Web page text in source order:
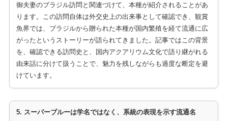
御夫妻のブラジル訪問と関連づけて、本種が紹介されることがあ
ります。この訪問自体は外交史上の出来事として確認でき、観賞
魚界では、ブラジルから贈られた本種が国内繁殖を経て流通に広
がったというストーリーが語られてきました。記事ではこの背景
を、確認できる訪問史と、国内アクアリウム文化で語り継がれる
由来話に分けて扱うことで、魅力を残しながらも過度な断定を避
けています。
5. スーパーブルーは学名ではなく、系統の表現を示す流通名